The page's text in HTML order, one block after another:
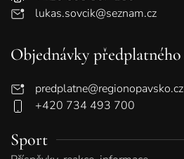
lukas.sovcik@seznam.cz
Objednávky předplatného
predplatne@regionopavsko.cz
+420 734 493 700
Sport